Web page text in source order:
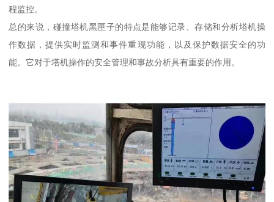
程监控。
总的来说，碰撞塔机黑匣子的特点是能够记录、存储和分析塔机操
作数据，提供实时监测和事件重现功能，以及保护数据安全的功
能。它对于塔机操作的安全管理和事故分析具有重要的作用。